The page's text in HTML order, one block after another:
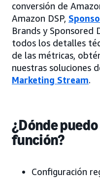
conversión de
Amazon DSP,
Brands y Sponsored
todos los detalles
de las métricas,
nuestras soluciones
Marketing Stream.
¿Dónde
función?
Configuración